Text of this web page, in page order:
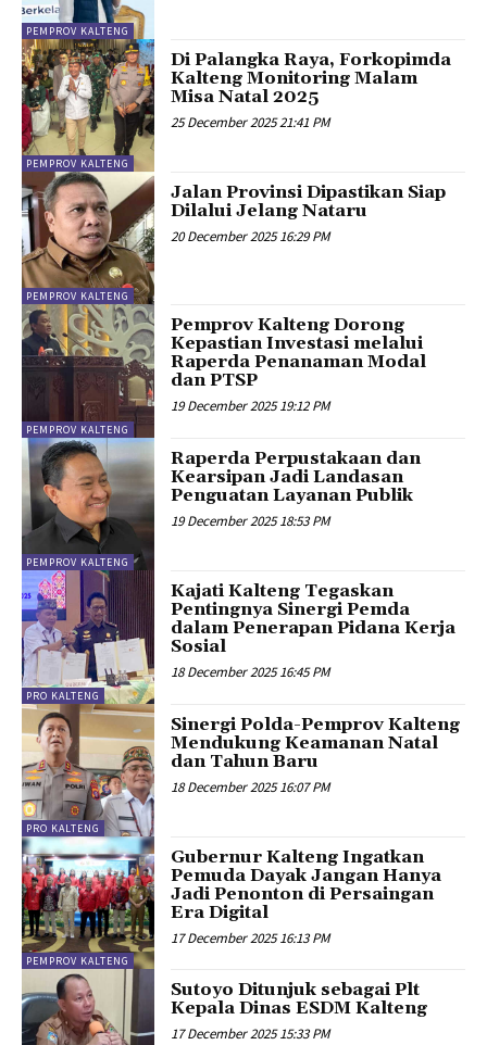
PEMPROV KALTENG
PEMPROV KALTENG
Di Palangka Raya, Forkopimda
Kalteng Monitoring Malam
Misa Natal 2025
25 December 2025 21:41 PM
PEMPROV KALTENG
Jalan Provinsi Dipastikan Siap
Dilalui Jelang Nataru
20 December 2025 16:29 PM
PEMPROV KALTENG
Pemprov Kalteng Dorong
Kepastian Investasi melalui
Raperda Penanaman Modal
dan PTSP
19 December 2025 19:12 PM
PEMPROV KALTENG
Raperda Perpustakaan dan
Kearsipan Jadi Landasan
Penguatan Layanan Publik
19 December 2025 18:53 PM
PRO KALTENG
Kajati Kalteng Tegaskan
Pentingnya Sinergi Pemda
dalam Penerapan Pidana Kerja
Sosial
18 December 2025 16:45 PM
PRO KALTENG
Sinergi Polda-Pemprov Kalteng
Mendukung Keamanan Natal
dan Tahun Baru
18 December 2025 16:07 PM
PEMPROV KALTENG
Gubernur Kalteng Ingatkan
Pemuda Dayak Jangan Hanya
Jadi Penonton di Persaingan
Era Digital
17 December 2025 16:13 PM
Sutoyo Ditunjuk sebagai Plt
Kepala Dinas ESDM Kalteng
17 December 2025 15:33 PM